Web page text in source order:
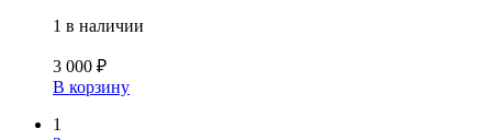
1 в наличии
3 000 ₽
В корзину
1